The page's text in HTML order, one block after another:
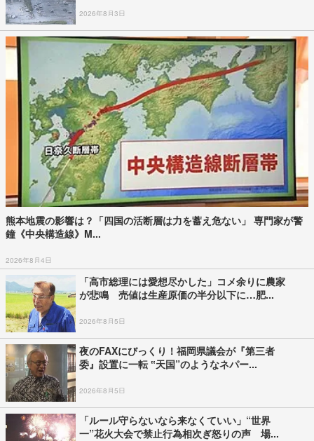
2026年8月3日
熊本地震の影響は？「四国の活断層は力を蓄え危ない」 専門家が警
鐘《中央構造線》M...
2026年8月4日
「高市総理には愛想尽かした」コメ余りに農家
が悲鳴 売値は生産原価の半分以下に…肥...
2026年8月5日
夜のFAXにびっくり！福岡県議会が『第三者
委』設置に一転 ‟天国”のようなネパー...
2026年8月5日
「ルール守らないなら来なくていい」“世界
一”花火大会で禁止行為相次ぎ怒りの声 場...